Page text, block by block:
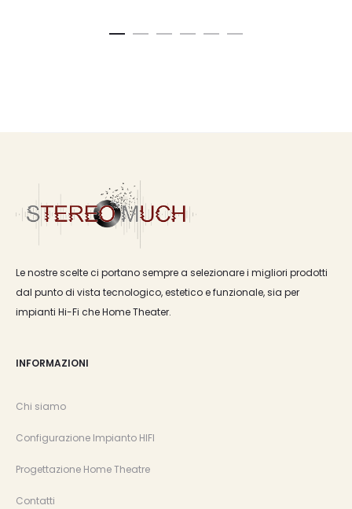
Le nostre scelte ci portano sempre a selezionare i migliori prodotti
dal punto di vista tecnologico, estetico e funzionale, sia per
impianti Hi-Fi che Home Theater.
INFORMAZIONI
Chi siamo
Configurazione Impianto HIFI
Progettazione Home Theatre
Contatti